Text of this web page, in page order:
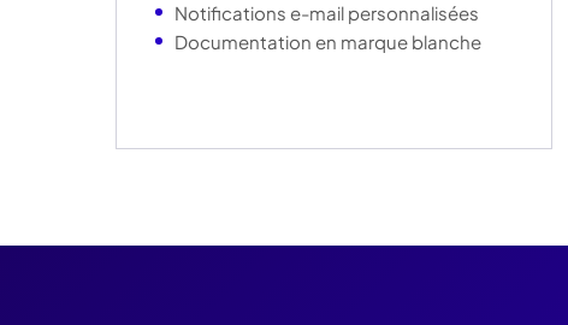
Notifications e-mail personnalisées
Documentation en marque blanche